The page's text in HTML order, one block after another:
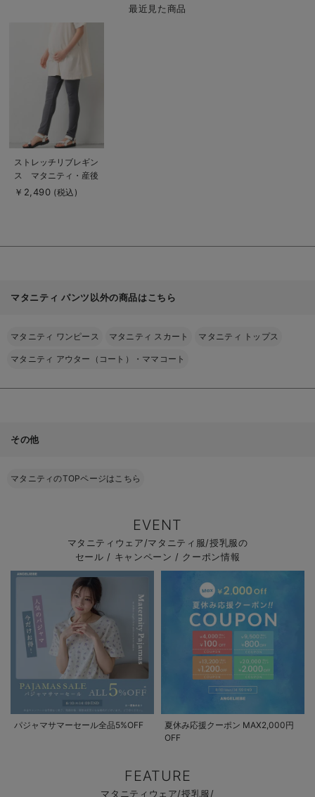
最近見た商品
商
品
詳
を
ストレッチリブレギン
ス マタニティ・産後
【出産後も長く使え
￥2,490 (税込)
マタニティ パンツ以外の商品はこちら
マタニティ ワンピース マタニティ スカート マタニティ トップス
マタニティ アウター（コート）・ママコート
その他
マタニティのTOPページはこちら
EVENT
マタニティウェア/マタニティ服/授乳服の
セール / キャンペーン / クーポン情報
パジャマサマーセール全品5%OFF
夏休み応援クーポン MAX2,000円
OFF
FEATURE
マタニティウェア/授乳服/